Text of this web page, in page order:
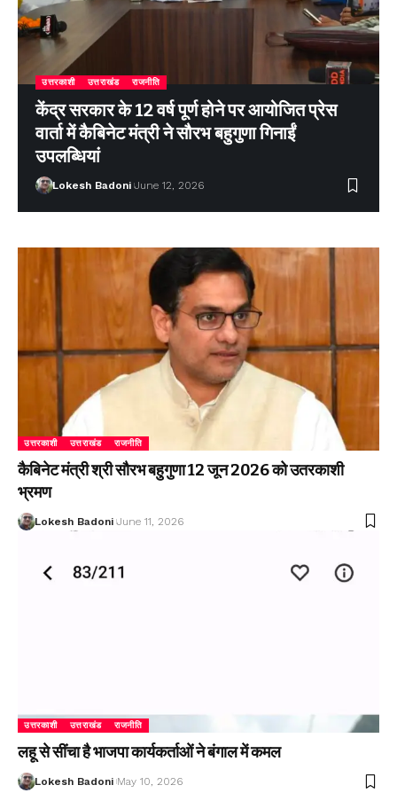
उत्तरकाशी उत्तराखंड राजनीति
केंद्र सरकार के 12 वर्ष पूर्ण होने पर आयोजित प्रेस
वार्ता में कैबिनेट मंत्री ने सौरभ बहुगुणा गिनाईं
उपलब्धियां
Lokesh Badoni June 12, 2026
उत्तरकाशी उत्तराखंड राजनीति
कैबिनेट मंत्री श्री सौरभ बहुगुणा 12 जून 2026 को उतरकाशी
भ्रमण
Lokesh Badoni June 11, 2026
उत्तरकाशी उत्तराखंड राजनीति
लहू से सींचा है भाजपा कार्यकर्ताओं ने बंगाल में कमल
Lokesh Badoni May 10, 2026